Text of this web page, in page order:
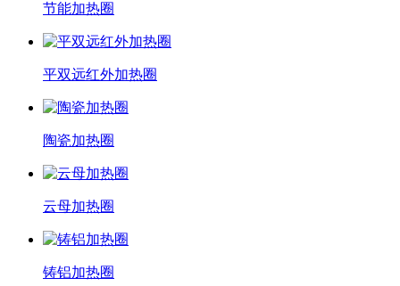
节能加热圈
平双远红外加热圈
陶瓷加热圈
云母加热圈
铸铝加热圈